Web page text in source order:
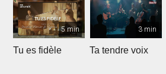
5 min
Tu es fidèle
3 min
Ta tendre voix